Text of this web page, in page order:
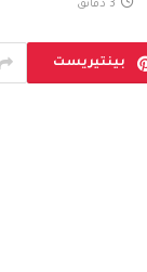
3 دقائق
بينتيريست